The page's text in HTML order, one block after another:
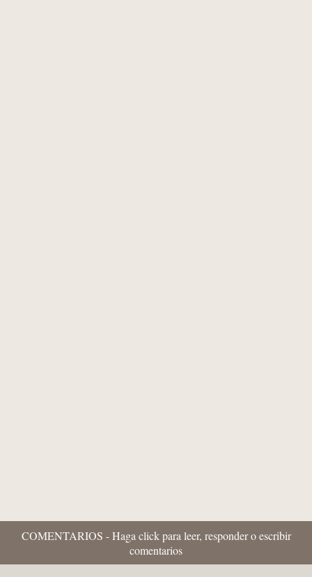
COMENTARIOS - Haga click para leer, responder o escribir
comentarios